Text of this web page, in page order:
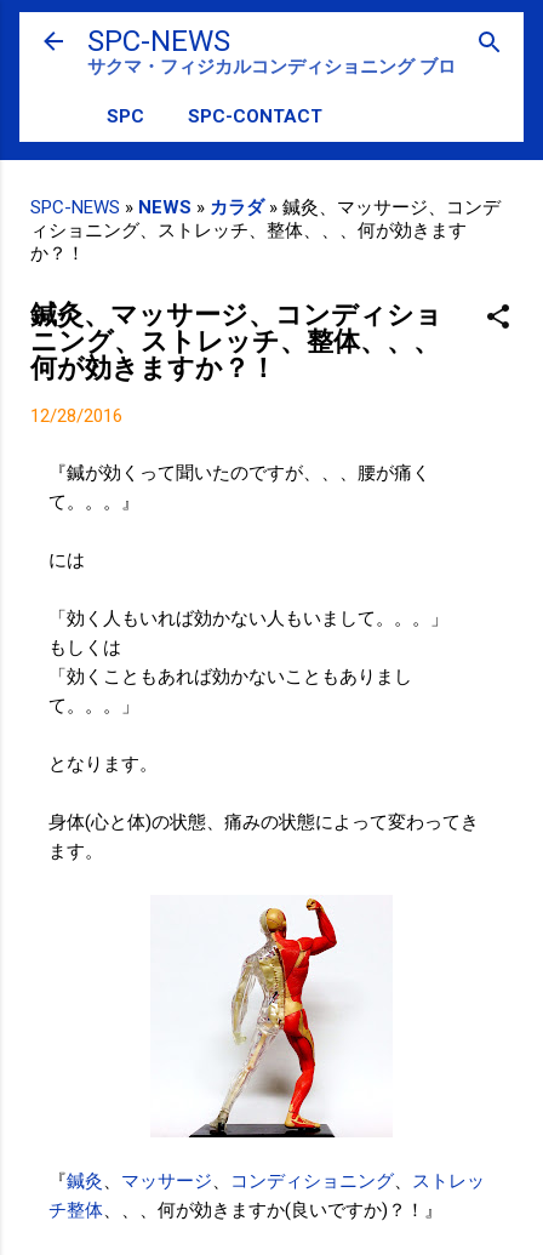
スキップしてメイン コンテンツに移動
SPC-NEWS
サクマ・フィジカルコンディショニング ブログ
SPC SPC-CONTACT
SPC-NEWS » NEWS » カラダ» 鍼灸、マッサージ、コンデ
ィショニング、ストレッチ、整体、、、何が効きます
か？！
鍼灸、マッサージ、コンディショ
ニング、ストレッチ、整体、、、
何が効きますか？！
12/28/2016
『鍼が効くって聞いたのですが、、、腰が痛く
て。。。』
には
「効く人もいれば効かない人もいまして。。。」
もしくは
「効くこともあれば効かないこともありまし
て。。。」
となります。
身体(心と体)の状態、痛みの状態によって変わってき
ます。
『鍼灸 マッサージ コンディショニング
ストレッ
チ整体 、、、何が効きますか(良いですか)？！』